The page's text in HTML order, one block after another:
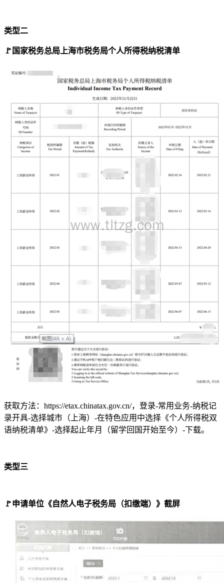
类型二
🚩 国家税务总局上海市税务局个人所得税纳税清单
获取方法：https://etax.chinatax.gov.cn/，登录-常用业务-纳税记
录开具-选择城市（上海）-在特色应用中选择《个人所得税双
语纳税清单》-选择起止年月（留学回国开始至今）-下载。
类型三
🚩申请单位《自然人电子税务局（扣缴端）》截屏